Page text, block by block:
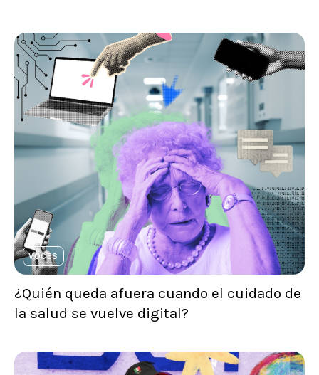
VOCES
¿Quién queda afuera cuando el cuidado de
la salud se vuelve digital?